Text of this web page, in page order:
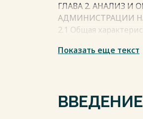
ГЛАВА 2. АНАЛИЗ
АДМИНИСТРАЦИИ
2.1 Общая
2.3 Проблемы
Смоленска 58
3.2. Оценка
Показать еще текст
ВВЕДЕНИЕ